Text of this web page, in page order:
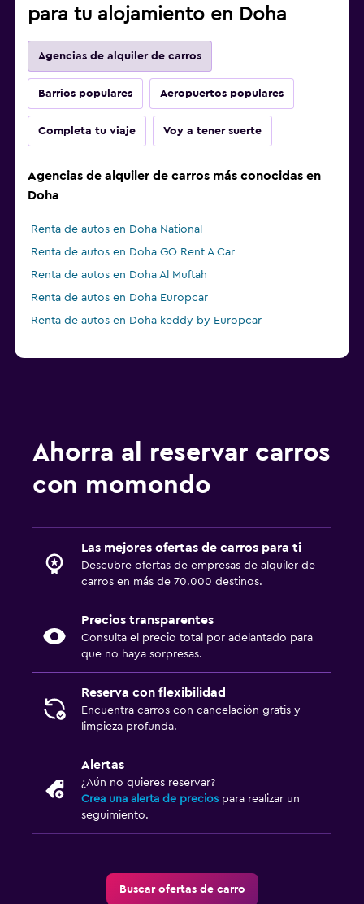
para tu alojamiento en Doha
Agencias de alquiler de carros
Barrios populares Aeropuertos populares
Completa tu viaje Voy a tener suerte
Agencias de alquiler de carros más conocidas en
Doha
Renta de autos en Doha National
Renta de autos en Doha GO Rent A Car
Renta de autos en Doha Al Muftah
Renta de autos en Doha Europcar
Renta de autos en Doha keddy by Europcar
Ahorra al reservar carros
con momondo
Las mejores ofertas de carros para ti
Descubre ofertas de empresas de alquiler de
carros en más de 70.000 destinos.
Precios transparentes
Consulta el precio total por adelantado para
que no haya sorpresas.
Reserva con flexibilidad
Encuentra carros con cancelación gratis y
limpieza profunda.
Alertas
¿Aún no quieres reservar?
Crea una alerta de precios para realizar un
seguimiento.
Buscar ofertas de carro